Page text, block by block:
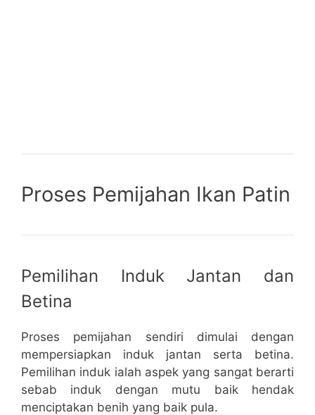
Proses Pemijahan Ikan Patin
Pemilihan Induk Jantan dan
Betina
Proses pemijahan sendiri dimulai dengan
mempersiapkan induk jantan serta betina.
Pemilihan induk ialah aspek yang sangat berarti
sebab induk dengan mutu baik hendak
menciptakan benih yang baik pula.